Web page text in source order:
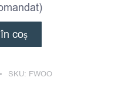
coș
SKU: FWOO